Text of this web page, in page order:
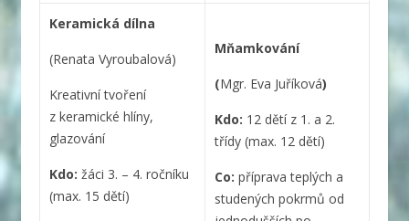
Keramická dílna
(Renata Vyroubalová)
Kreativní tvoření
z keramické hlíny,
glazování
Kdo: žáci 3. – 4. ročníku
(max. 15 dětí)
Mňamkování
(Mgr. Eva Juříková)
Kdo: 12 dětí z 1. a 2.
třídy (max. 12 dětí)
Co: příprava teplých a
studených pokrmů od